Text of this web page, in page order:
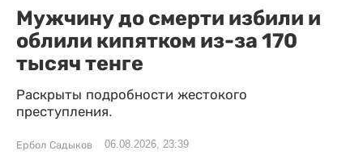
Мужчину до смерти избили и
облили кипятком из-за 170
тысяч тенге
Раскрыты подробности жестокого
преступления.
Ербол Садыков 06.08.2026, 23:39